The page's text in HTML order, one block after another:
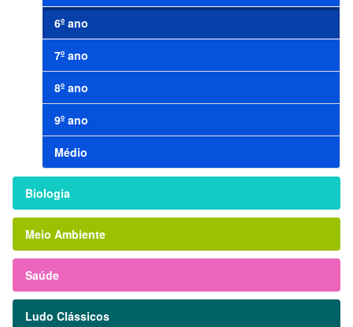
6º ano
7º ano
8º ano
9º ano
Médio
Biologia
Meio Ambiente
Saúde
Ludo Clássicos